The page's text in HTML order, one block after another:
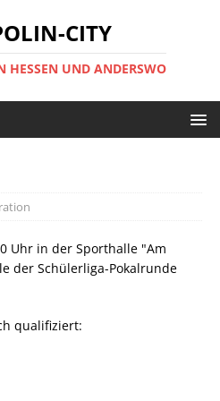
CITY
HESSEN UND ANDERSWO
Uhr in der Sporthalle "Am
der Schülerliga-Pokalrunde
qualifiziert: